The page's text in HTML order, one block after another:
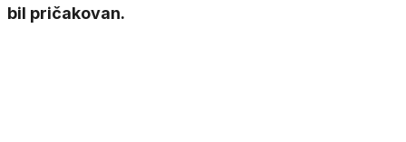
bil pričakovan.